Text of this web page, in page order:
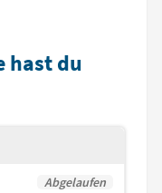
hast du
Abgelaufen